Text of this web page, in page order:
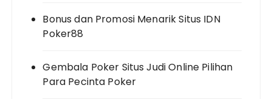
Bonus dan Promosi Menarik Situs IDN
Poker88
Gembala Poker Situs Judi Online Pilihan
Para Pecinta Poker